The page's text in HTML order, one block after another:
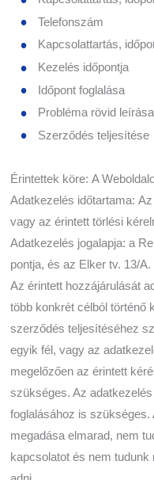
Telefonszám
Kapcsolattartás,
Kezelés időpontja
Időpont foglalása
Probléma rövid leírása
Szerződés teljesítése
Érintettek köre: A
Adatkezelés időtartama:
vagy az érintett törlési
Adatkezelés jogalapja: a
pontja, és az Elker tv. 13/
Az érintett hozzájárulását
több konkrét célból történő
szerződés teljesítéséhez
egyik fél, vagy az
megelőzően az érintett
szükséges. Az
foglalásához is
megadása elmarad, nem
kapcsolatot és nem